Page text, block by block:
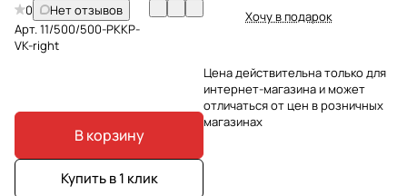
0
Нет отзывов
Арт.11/500/500-PKKP-
VK-right
В корзину
Купить в 1 клик
Хочу в подарок
Цена действительна только для
интернет-магазина и может
отличаться от цен в розничных
магазинах